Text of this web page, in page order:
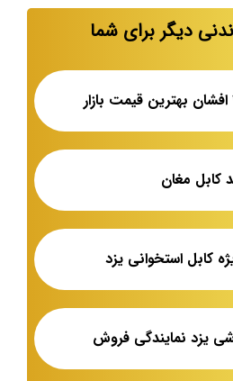
دیگر برای شما
کابل مغان
کابل استخوانی یزد
یزد نمایندگی فروش